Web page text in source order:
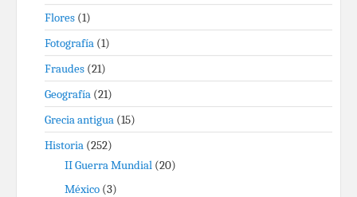
Flores (1)
Fotografía (1)
Fraudes (21)
Geografía (21)
Grecia antigua (15)
Historia (252)
II Guerra Mundial (20)
México (3)